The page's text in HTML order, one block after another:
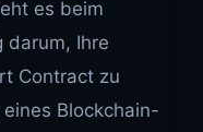
es beim
darum, Ihre
Contract zu
eines Blockchain-